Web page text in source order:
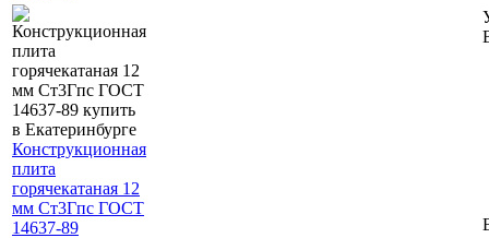
Конструкционная
плита
горячекатаная 12
мм Ст3Гпс ГОСТ
14637-89